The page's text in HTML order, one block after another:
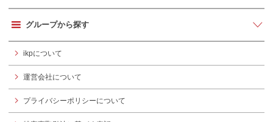
グループから探す
ikpについて
運営会社について
プライバシーポリシーについて